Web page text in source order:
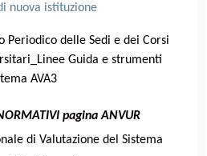
nuova istituzione
Periodico delle Sedi e dei Corsi
Guida e strumenti
AVA3
pagina ANVUR
di Valutazione del Sistema